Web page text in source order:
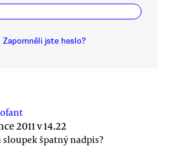
Zapomněli jste heslo?
2011 v 14.22
sloupek špatný nadpis?